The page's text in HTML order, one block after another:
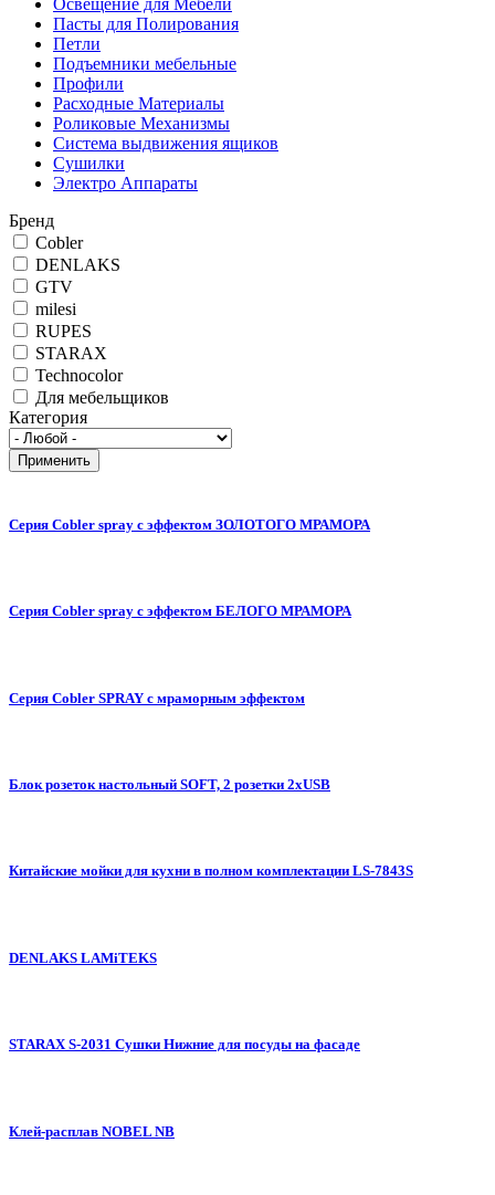
Освещение для Мебели
Пасты для Полирования
Петли
Подъемники мебельные
Профили
Расходные Материалы
Роликовые Механизмы
Система выдвижения ящиков
Сушилки
Электро Аппараты
Бренд
Cobler
DENLAKS
GTV
milesi
RUPES
STARAX
Technocolor
Для мебельщиков
Категория
Серия Cobler spray с эффектом ЗОЛОТОГО МРАМОРА
Серия Cobler spray с эффектом БЕЛОГО МРАМОРА
Серия Cobler SPRAY с мраморным эффектом
Блок розеток настольный SOFT, 2 розетки 2xUSB
Китайские мойки для кухни в полном комплектации LS-7843S
DENLAKS LAMiTEKS
STARAX S-2031 Сушки Нижние для посуды на фасаде
Клей-расплав NOBEL NB